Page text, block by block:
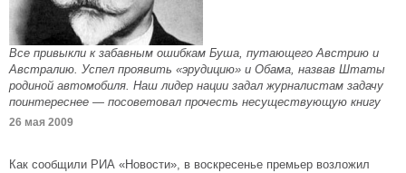
Все привыкли к забавным ошибкам Буша, путающего Австрию и
Австралию. Успел проявить «эрудицию» и Обама, назвав Штаты
родиной автомобиля. Наш лидер нации задал журналистам задачу
поинтереснее — посоветовал прочесть несуществующую книгу
26 мая 2009
Как сообщили РИА «Новости», в воскресенье премьер возложил